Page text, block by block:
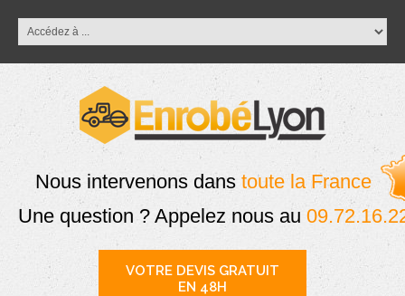
Nous intervenons dans toute la France
Une question ? Appelez nous au
VOTRE DEVIS GRATUIT
EN 48H